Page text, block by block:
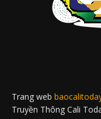
Trang web
Truyền Thông Cali